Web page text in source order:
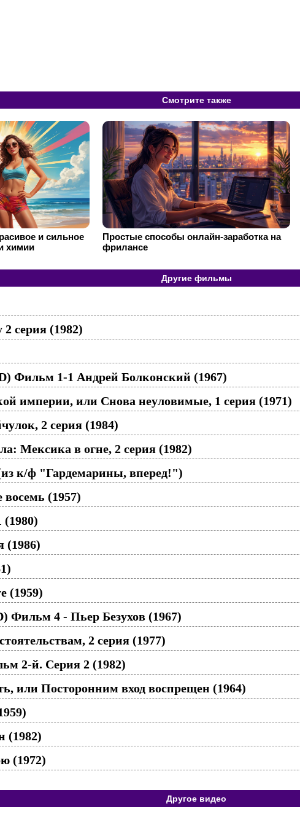
Смотрите также
и сильное
химии
Простые способы онлайн-заработка на
фрилансе
Другие фильмы
серия (1982)
Фильм 1-1 Андрей Болконский (1967)
империи, или Снова неуловимые, 1 серия (1971)
2 серия (1984)
Мексика в огне, 2 серия (1982)
к/ф "Гардемарины, вперед!")
(1957)
(1980)
(1986)
(1959)
Фильм 4 - Пьер Безухов (1967)
2 серия (1977)
2-й. Серия 2 (1982)
или Посторонним вход воспрещен (1964)
(1982)
(1972)
Другое видео